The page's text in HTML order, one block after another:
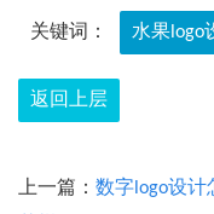
关键词： 水果logo
返回上层
上一篇： 数字logo设计